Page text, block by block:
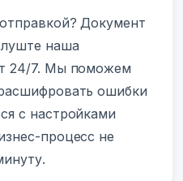
Документ
наша
24/7. Мы поможем
ошибки
с настройками
процесс не